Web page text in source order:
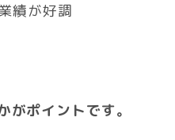
績が好調
がポイントです。